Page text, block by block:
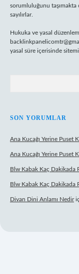
sorumluluğunu
sayılırlar.
Hukuka ve yasal
yasal süre içerisinde
SON YORUMLAR
Ana Kucağı Yerine Puset
Ana Kucağı Yerine Puset
Blw Kabak Kaç Dakikada
Blw Kabak Kaç Dakikada
Divan Dini Anlamı Nedir